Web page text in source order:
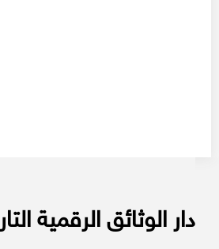
دار الوثائق الرقمية